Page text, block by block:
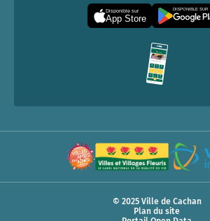
Disponible sur
App Store
DISPONIBLE SUR
© 2025 Ville de Cachan
Plan du site